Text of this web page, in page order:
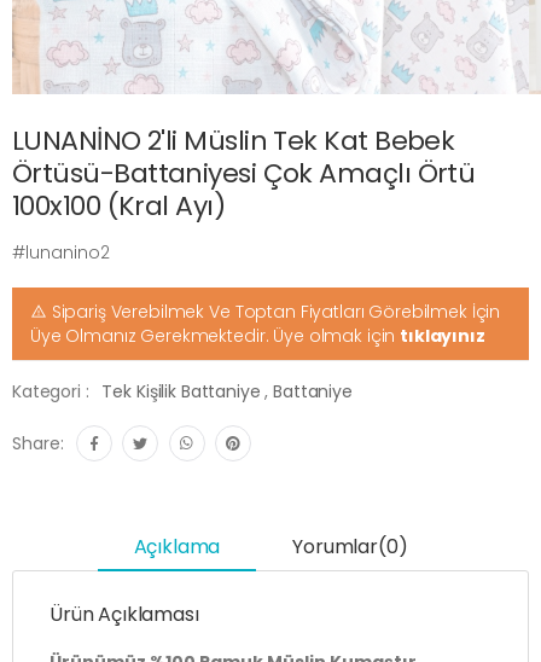
LUNANİNO 2'li Müslin Tek Kat Bebek
Örtüsü-Battaniyesi Çok Amaçlı Örtü
100x100 (Kral Ayı)
#lunanino2
Sipariş Verebilmek Ve Toptan Fiyatları Görebilmek İçin
Üye Olmanız Gerekmektedir. Üye olmak için tıklayınız
Kategori : Tek Kişilik Battaniye ,Battaniye
Share:
Açıklama Yorumlar(0)
Ürün Açıklaması